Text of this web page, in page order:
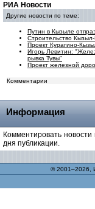
РИА Новости
Другие новости по теме:
Путин в Кызыле
Строительство
Проект Курагино-
Игорь Левитин:
рывка Тувы"
Проект железной
Комментарии
Информация
Комментировать
дня публикации.
© 2001–2026,